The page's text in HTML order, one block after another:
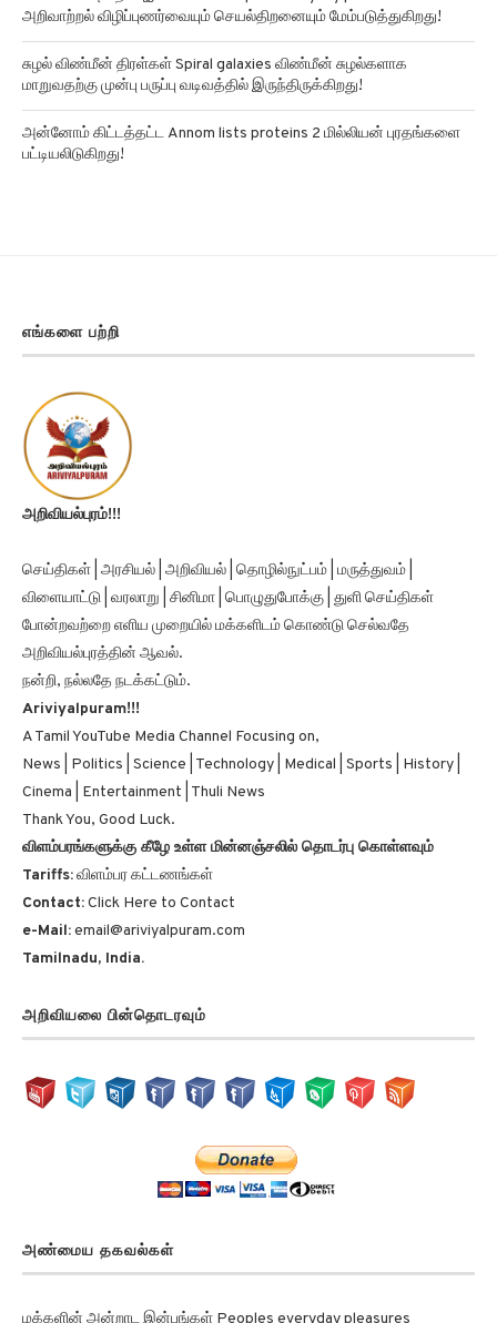
அறிவாற்றல் விழிப்புணர்வையும் செயல்திறனையும் மேம்படுத்துகிறது!
சுழல் விண்மீன் திரள்கள் Spiral galaxies விண்மீன் சுழல்களாக
மாறுவதற்கு முன்பு பருப்பு வடிவத்தில் இருந்திருக்கிறது!
அன்னோம் கிட்டத்தட்ட Annom lists proteins 2 மில்லியன் புரதங்களை
பட்டியலிடுகிறது!
எங்களை பற்றி
அறிவியல்புரம்!!!
செய்திகள் | அரசியல் | அறிவியல் | தொழில்நுட்பம் | மருத்துவம் |
விளையாட்டு | வரலாறு | சினிமா | பொழுதுபோக்கு | துளி செய்திகள்
போன்றவற்றை எளிய முறையில் மக்களிடம் கொண்டு செல்வதே
அறிவியல்புரத்தின் ஆவல்.
நன்றி, நல்லதே நடக்கட்டும்.
Ariviyalpuram!!!
A Tamil YouTube Media Channel Focusing on,
News | Politics | Science | Technology | Medical | Sports | History |
Cinema | Entertainment | Thuli News
Thank You, Good Luck.
விளம்பரங்களுக்கு கீழே உள்ள மின்னஞ்சலில் தொடர்பு கொள்ளவும்
Tariffs:விளம்பர கட்டணங்கள்
Contact:Click Here to Contact
e-Mail:email@ariviyalpuram.com
Tamilnadu, India.
அறிவியலை பின்தொடரவும்
அண்மைய தகவல்கள்
மக்களின் அன்றாட இன்பங்கள் Peoples everyday pleasures